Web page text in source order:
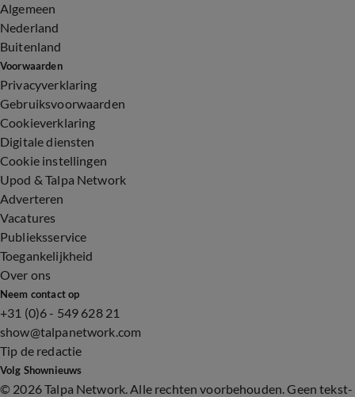
Algemeen
Nederland
Buitenland
Voorwaarden
Privacyverklaring
Gebruiksvoorwaarden
Cookieverklaring
Digitale diensten
Cookie instellingen
Upod & Talpa Network
Adverteren
Vacatures
Publieksservice
Toegankelijkheid
Over ons
Neem contact op
+31 (0)6 - 549 628 21
show@talpanetwork.com
Tip de redactie
Volg Shownieuws
© 2026 Talpa Network. Alle rechten voorbehouden. Geen tekst-